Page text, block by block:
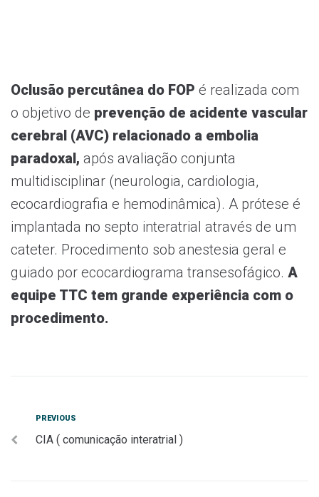
Oclusão percutânea do FOP é realizada com
o objetivo de prevenção de acidente vascular
cerebral (AVC) relacionado a embolia
paradoxal, após avaliação conjunta
multidisciplinar (neurologia, cardiologia,
ecocardiografia e hemodinâmica). A prótese é
implantada no septo interatrial através de um
cateter. Procedimento sob anestesia geral e
guiado por ecocardiograma transesofágico. A
equipe TTC tem grande experiência com o
procedimento.
PREVIOUS
CIA ( comunicação interatrial )